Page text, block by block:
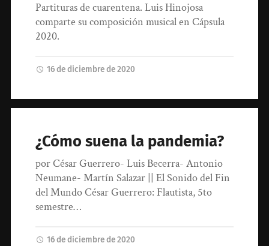
Partituras de cuarentena. Luis Hinojosa
comparte su composición musical en Cápsula
2020.
16 de diciembre de 2020
¿Cómo suena la pandemia?
por César Guerrero- Luis Becerra- Antonio
Neumane- Martín Salazar || El Sonido del Fin
del Mundo César Guerrero: Flautista, 5to
semestre…
16 de diciembre de 2020